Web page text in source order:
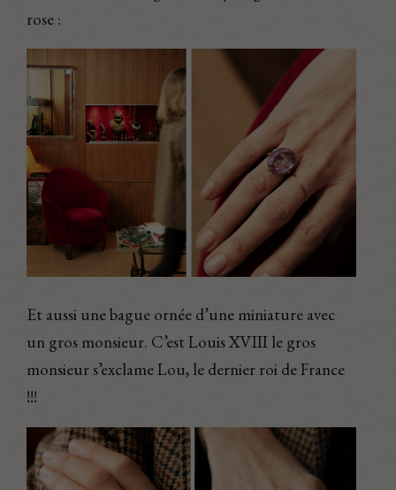
rose :
Et aussi une bague ornée d’une miniature avec
un gros monsieur. C’est Louis XVIII le gros
monsieur s’exclame Lou, le dernier roi de France
!!!